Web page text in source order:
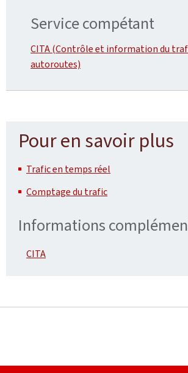
Service compétant
CITA (Contrôle et information du
autoroutes)
Pour en savoir plus
Trafic en temps réel
Comptage du trafic
Informations
CITA